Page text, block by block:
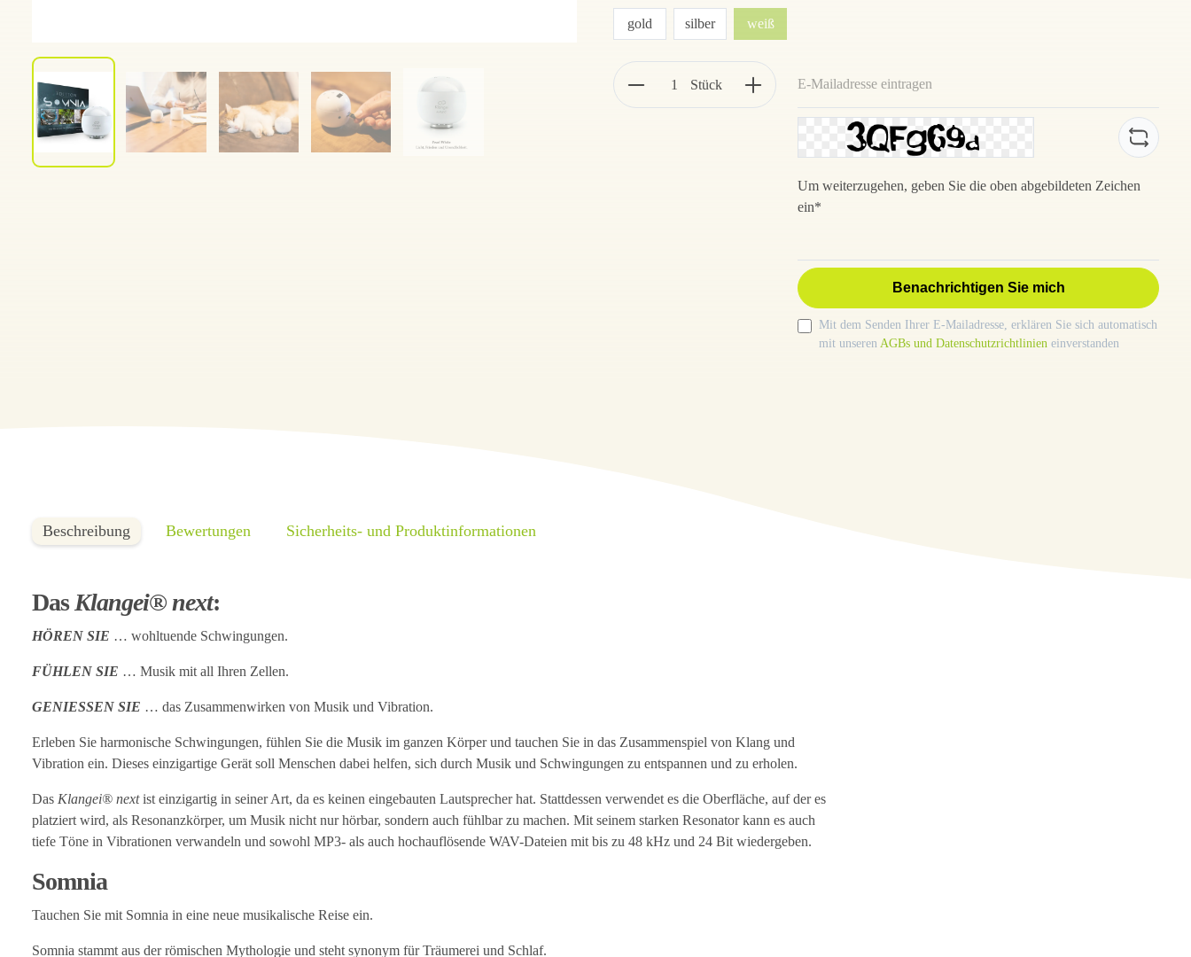
gold silber weiß
Stück
Um weiterzugehen, geben Sie die oben abgebildeten Zeichen
ein*
Benachrichtigen Sie mich
Mit dem Senden Ihrer E-Mailadresse, erklären Sie sich automatisch
mit unseren AGBs und Datenschutzrichtlinien einverstanden
Beschreibung Bewertungen Sicherheits- und Produktinformationen
DasKlangei® next:
HÖREN SIE … wohltuende Schwingungen.
FÜHLEN SIE … Musik mit all Ihren Zellen.
GENIESSEN SIE … das Zusammenwirken von Musik und Vibration.
Erleben Sie harmonische Schwingungen, fühlen Sie die Musik im ganzen Körper und tauchen Sie in das Zusammenspiel von Klang und
Vibration ein. Dieses einzigartige Gerät soll Menschen dabei helfen, sich durch Musik und Schwingungen zu entspannen und zu erholen.
Das Klangei® nextist einzigartig in seiner Art, da es keinen eingebauten Lautsprecher hat. Stattdessen verwendet es die Oberfläche, auf der es
platziert wird, als Resonanzkörper, um Musik nicht nur hörbar, sondern auch fühlbar zu machen. Mit seinem starken Resonator kann es auch
tiefe Töne in Vibrationen verwandeln und sowohl MP3- als auch hochauflösende WAV-Dateien mit bis zu 48 kHz und 24 Bit wiedergeben.
Somnia
Tauchen Sie mit Somnia in eine neue musikalische Reise ein.
Somnia stammt aus der römischen Mythologie und steht synonym für Träumerei und Schlaf.